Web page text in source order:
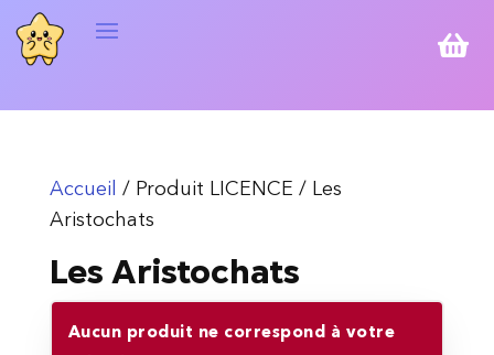

Accueil
/ Produit LICENCE / Les
Aristochats
Les Aristochats
Aucun produit ne correspond à votre